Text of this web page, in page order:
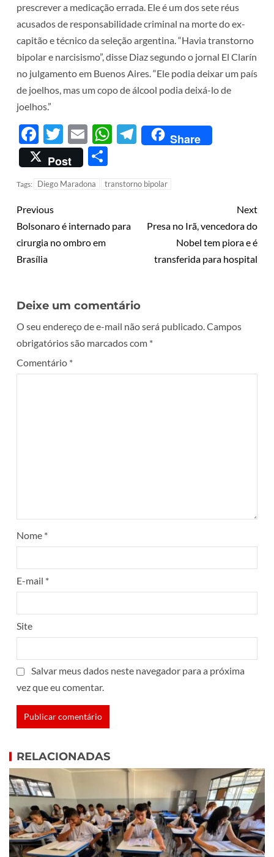
prescrever a medicação errada. Ele é um dos sete réus
acusados de responsabilidade criminal na morte do ex-
capitão e técnico da seleção argentina. “Havia transtorno
bipolar e narcisismo”, disse Diaz segundo o jornal El Clarín
no julgamento em Buenos Aires. “Ele podia deixar um país
de joelhos, mas um copo de álcool podia deixá-lo de
joelhos.”
Facebook
Twitter
EmailWhatsApp
Telegram
Share
Post
Tags: Diego Maradona transtorno bipolar
Previous
Bolsonaro é internado para
cirurgia no ombro em
Brasília
Next
Presa no Irã, vencedora do
Nobel tem piora e é
transferida para hospital
Deixe um comentário
O seu endereço de e-mail não será publicado. Campos
obrigatórios são marcados com *
Comentário *
Nome *
E-mail *
Site
Salvar meus dados neste navegador para a próxima
vez que eu comentar.
RELACIONADAS